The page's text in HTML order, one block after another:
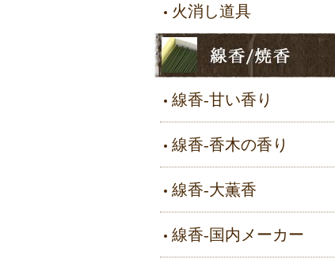
火消し道具
線香-甘い香り
線香-香木の香り
線香-大薫香
線香-国内メーカー